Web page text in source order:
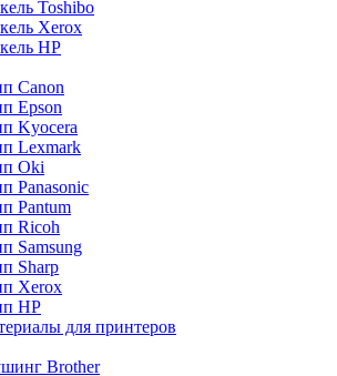
Toshibo
Xerox
НР
Canon
Epson
Kyocera
Lexmark
Oki
Panasonic
Pantum
Ricoh
Samsung
Sharp
Xerox
НР
для принтеров
Brother